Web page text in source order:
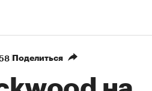
Поделиться